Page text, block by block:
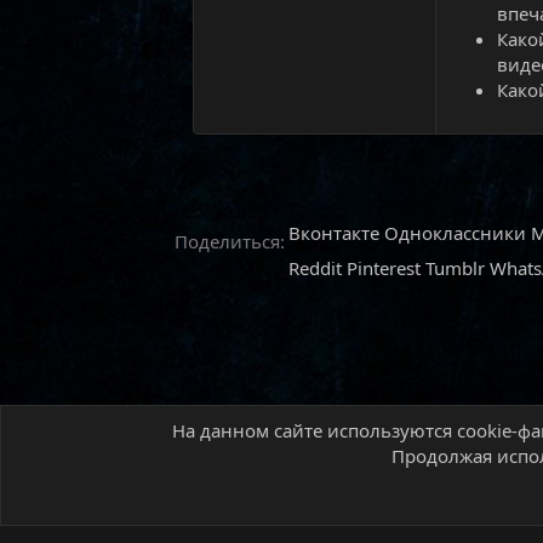
Поделиться: Вконтакте Одноклассники
Reddit Pinterest Tumblr
Главная Multiplayer игры Diablo III
На данном сайте используются cookie-
Продолжая